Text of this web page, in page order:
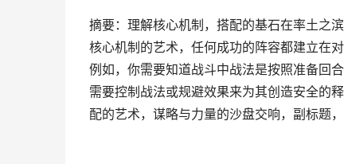
摘要：理解核心机制，搭配的基石在率土之
核心机制的艺术，任何成功的阵容都建立在
例如，你需要知道战斗中战法是按照准备回
需要控制战法或规避效果来为其创造安全的
配的艺术，谋略与力量的沙盘交响，副标题